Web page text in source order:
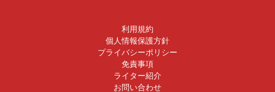
利用規約
個人情報保護方針
プライバシーポリシー
免責事項
ライター紹介
お問い合わせ